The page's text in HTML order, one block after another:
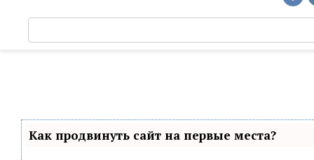
о
Как продвинуть сайт на первые места?